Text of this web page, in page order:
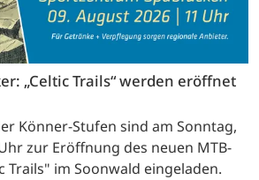
„Celtic Trails“ werden eröffnet
Könner-Stufen sind am Sonntag,
zur Eröffnung des neuen MTB-
Trails" im Soonwald eingeladen.